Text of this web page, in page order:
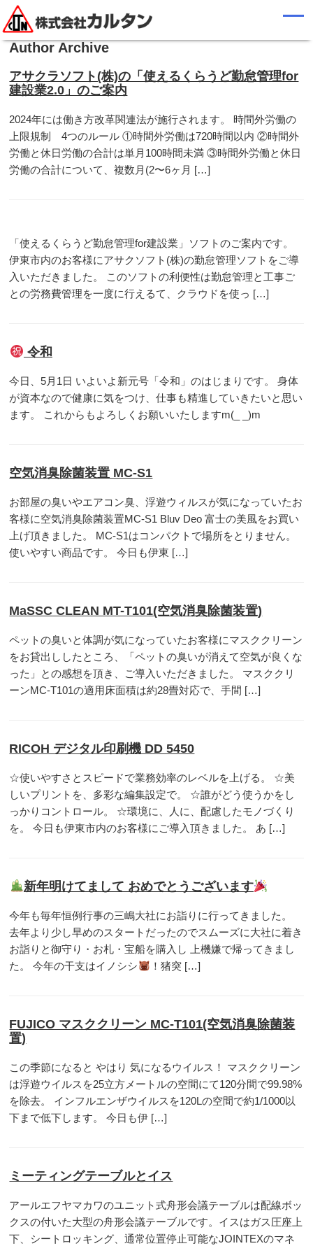
Author Archive
アサクラソフト(株)の「使えるくらうど勤怠管理for
建設業2.0」のご案内
2024年には働き方改革関連法が施行されます。 時間外労働の
上限規制 4つのルール ①時間外労働は720時間以内 ②時間外
労働と休日労働の合計は単月100時間未満 ③時間外労働と休日
労働の合計について、複数月(2〜6ヶ月 […]
「使えるくらうど勤怠管理for建設業」ソフトのご案内です。
伊東市内のお客様にアサクソフト(株)の勤怠管理ソフトをご導
入いただきました。 このソフトの利便性は勤怠管理と工事ご
との労務費管理を一度に行えるて、クラウドを使っ […]
令和
今日、5月1日 いよいよ新元号「令和」のはじまりです。 身体
が資本なので健康に気をつけ、仕事も精進していきたいと思い
ます。 これからもよろしくお願いいたしますm(_ _)m
空気消臭除菌装置 MC-S1
お部屋の臭いやエアコン臭、浮遊ウィルスが気になっていたお
客様に空気消臭除菌装置MC-S1 Bluv Deo 富士の美風をお買い
上げ頂きました。 MC-S1はコンパクトで場所をとりません。
使いやすい商品です。 今日も伊東 […]
MaSSC CLEAN MT-T101(空気消臭除菌装置)
ペットの臭いと体調が気になっていたお客様にマスククリーン
をお貸出ししたところ、「ペットの臭いが消えて空気が良くな
った」との感想を頂き、ご導入いただきました。 マスククリ
ーンMC-T101の適用床面積は約28畳対応で、手間 […]
RICOH デジタル印刷機 DD 5450
☆使いやすさとスピードで業務効率のレベルを上げる。 ☆美
しいプリントを、多彩な編集設定で。 ☆誰がどう使うかをし
っかりコントロール。 ☆環境に、人に、配慮したモノづくり
を。 今日も伊東市内のお客様にご導入頂きました。 あ […]
新年明けてまして おめでとうございます
今年も毎年恒例行事の三嶋大社にお詣りに行ってきました。
去年より少し早めのスタートだったのでスムーズに大社に着き
お詣りと御守り・お札・宝船を購入し 上機嫌で帰ってきまし
た。 今年の干支はイノシシ
！猪突 […]
FUJICO マスククリーン MC-T101(空気消臭除菌装
置)
この季節になると やはり 気になるウイルス！ マスククリーン
は浮遊ウイルスを25立方メートルの空間にて120分間で99.98%
を除去。 インフルエンザウイルスを120Lの空間で約1/1000以
下まで低下します。 今日も伊 […]
ミーティングテーブルとイス
アールエフヤマカワのユニット式舟形会議テーブルは配線ボッ
クスの付いた大型の舟形会議テーブルです。イスはガス圧座上
下、シートロッキング、通常位置停止可能なJOINTEXのマネ